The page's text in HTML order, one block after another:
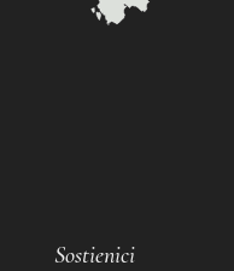
Sostienici